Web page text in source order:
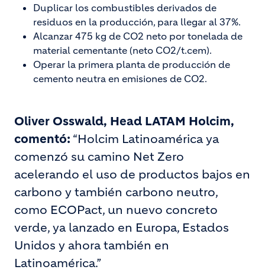
Duplicar los combustibles derivados de
residuos en la producción, para llegar al 37%.
Alcanzar 475 kg de CO2 neto por tonelada de
material cementante (neto CO2/t.cem).
Operar la primera planta de producción de
cemento neutra en emisiones de CO2.
Oliver Osswald, Head LATAM Holcim,
comentó: “Holcim Latinoamérica ya
comenzó su camino Net Zero
acelerando el uso de productos bajos en
carbono y también carbono neutro,
como ECOPact, un nuevo concreto
verde, ya lanzado en Europa, Estados
Unidos y ahora también en
Latinoamérica.”